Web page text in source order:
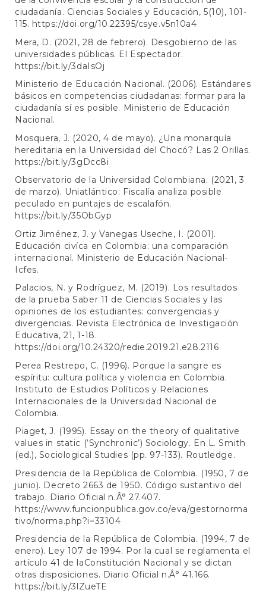
ciudadanía. Ciencias Sociales y Educación, 5(10), 101-
115. https://doi.org/10.22395/csye.v5n10a4
Mera, D. (2021, 28 de febrero). Desgobierno de las
universidades públicas. El Espectador.
https://bit.ly/3daIsOj
Ministerio de Educación Nacional. (2006). Estándares
básicos en competencias ciudadanas: formar para la
ciudadanía sí es posible. Ministerio de Educación
Nacional.
Mosquera, J. (2020, 4 de mayo). ¿Una monarquía
hereditaria en la Universidad del Chocó? Las 2 Orillas.
https://bit.ly/3gDcc8i
Observatorio de la Universidad Colombiana. (2021, 3
de marzo). Uniatlántico: Fiscalía analiza posible
peculado en puntajes de escalafón.
https://bit.ly/35ObGyp
Ortiz Jiménez, J. y Vanegas Useche, I. (2001).
Educación civíca en Colombia: una comparación
internacional. Ministerio de Educación Nacional-
Icfes.
Palacios, N. y Rodríguez, M. (2019). Los resultados
de la prueba Saber 11 de Ciencias Sociales y las
opiniones de los estudiantes: convergencias y
divergencias. Revista Electrónica de Investigación
Educativa, 21, 1-18.
https://doi.org/10.24320/redie.2019.21.e28.2116
Perea Restrepo, C. (1996). Porque la sangre es
espíritu: cultura política y violencia en Colombia.
Instituto de Estudios Políticos y Relaciones
Internacionales de la Universidad Nacional de
Colombia.
Piaget, J. (1995). Essay on the theory of qualitative
values in static (‘Synchronic’) Sociology. En L. Smith
(ed.), Sociological Studies (pp. 97-133). Routledge.
Presidencia de la República de Colombia. (1950, 7 de
junio). Decreto 2663 de 1950. Código sustantivo del
trabajo. Diario Oficial n.Â° 27.407.
https://www.funcionpublica.gov.co/eva/gestornorma
tivo/norma.php?i=33104
Presidencia de la República de Colombia. (1994, 7 de
enero). Ley 107 de 1994. Por la cual se reglamenta el
artículo 41 de laConstitución Nacional y se dictan
otras disposiciones. Diario Oficial n.Â° 41.166.
https://bit.ly/3lZueTE